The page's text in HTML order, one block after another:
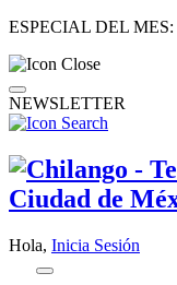
ESPECIAL DEL MES:
NEWSLETTER
Hola, Inicia Sesión